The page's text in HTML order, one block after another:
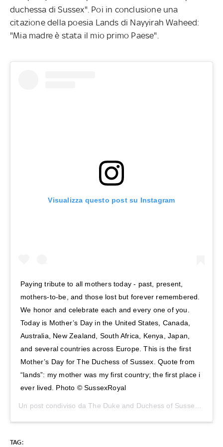
duchessa di Sussex". Poi in conclusione una
citazione della poesia Lands di Nayyirah Waheed:
"Mia madre è stata il mio primo Paese".
Visualizza questo post su Instagram
Paying tribute to all mothers today - past, present,
mothers-to-be, and those lost but forever remembered.
We honor and celebrate each and every one of you.
Today is Mother’s Day in the United States, Canada,
Australia, New Zealand, South Africa, Kenya, Japan,
and several countries across Europe. This is the first
Mother’s Day for The Duchess of Sussex. Quote from
“lands”: my mother was my first country; the first place i
ever lived. Photo © SussexRoyal
Un post condiviso daThe Duke and Duchess of Sussex
TAG: